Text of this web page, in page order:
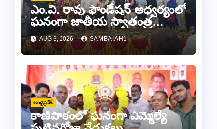
ఎం.వి. రావు ఫౌండేషన్ ఆధ్వర్యంలో
ఘనంగా జాతీయ స్వాతంత్ర
సమరయోధుల పురస్కారాలు
ప్రధానోత్సవం వేడుకలు
AUG 3, 2026 SAMBAIAH1
ఆంధ్రప్రదేశ్
కాణిపాకంలో ఘనంగా ఎమ్మెల్యే